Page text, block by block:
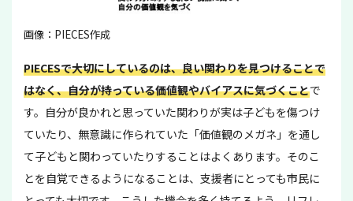
画像：PIECES作成
PIECESで大切にしているのは、良い関わりを見つけることで
はなく、自分が持っている価値観やバイアスに気づくことで
す。自分が良かれと思っていた関わりが実は子どもを傷つけ
ていたり、無意識に作られていた「価値観のメガネ」を通し
て子どもと関わっていたりすることはよくあります。そのこ
とを自覚できるようになることは、支援者にとっても市民に